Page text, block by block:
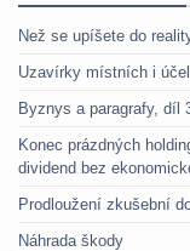
Než se upíšete do
Uzavírky místních i
Byznys a paragrafy, díl
Konec prázdných
dividend bez
Prodloužení zkušební
Náhrada škody